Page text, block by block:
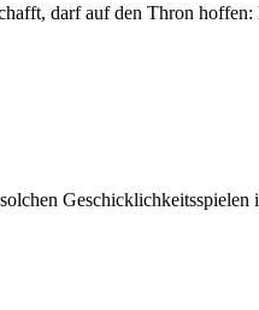
darf auf den Thron